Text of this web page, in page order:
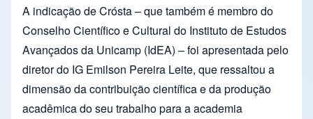
A indicação de Crósta – que também é membro do
Conselho Científico e Cultural do Instituto de Estudos
Avançados da Unicamp (IdEA) – foi apresentada pelo
diretor do IG Emilson Pereira Leite, que ressaltou a
dimensão da contribuição científica e da produção
acadêmica do seu trabalho para a academia